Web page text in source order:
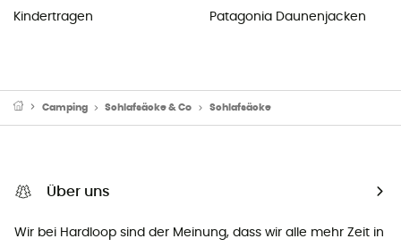
Kindertragen
Patagonia Daunenjacken
Camping Schlafsäcke & Co Schlafsäcke
Über uns
Wir bei Hardloop sind der Meinung, dass wir alle mehr Zeit in